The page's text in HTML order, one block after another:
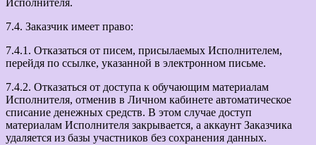
Исполнителя.
7.4. Заказчик имеет право:
7.4.1. Отказаться от писем, присылаемых Исполнителем,
перейдя по ссылке, указанной в электронном письме.
7.4.2. Отказаться от доступа к обучающим материалам
Исполнителя, отменив в Личном кабинете автоматическое
списание денежных средств. В этом случае доступ
материалам Исполнителя закрывается, а аккаунт Заказчика
удаляется из базы участников без сохранения данных.